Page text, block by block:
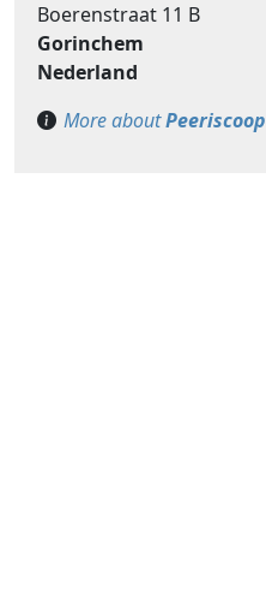
Boerenstraat 11 B
Gorinchem
Nederland
More aboutPeeriscoop